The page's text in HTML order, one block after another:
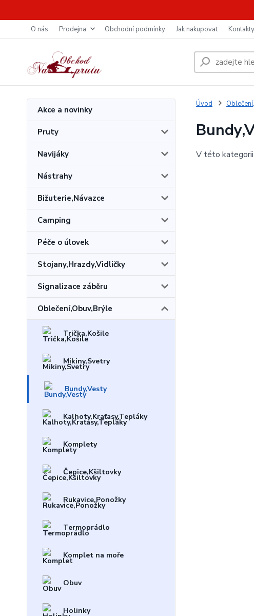
O nás Prodejna Obchodní podmínky Jak nakupovat Kontakty
Akce a novinky
Pruty
Navijáky
Nástrahy
Bižuterie,Návazce
Camping
Péče o úlovek
Stojany,Hrazdy,Vidličky
Signalizace záběru
Oblečení,Obuv,Brýle
Trička,Košile
Mikiny,Svetry
Bundy,Vesty
Kalhoty,Kraťasy,Tepláky
Komplety
Čepice,Kšiltovky
Rukavice,Ponožky
Termoprádlo
Komplet na moře
Obuv
Holinky
Úvod
V této kategorii